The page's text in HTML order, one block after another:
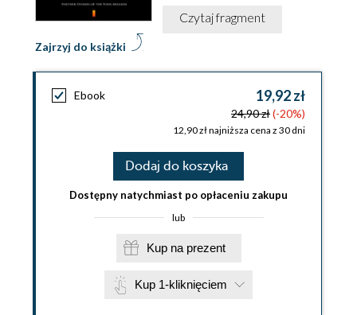
Zajrzyj do książki
Czytaj fragment
Ebook 19,92 zł
24,90 zł(-20%)
12,90 zł najniższa cena z 30 dni
Dodaj do koszyka
Dostępny natychmiast po opłaceniu zakupu
lub
Kup na prezent
Kup 1-kliknięciem